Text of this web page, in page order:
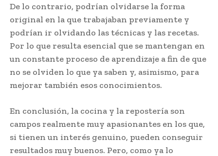
De lo contrario, podrían olvidarse la forma
original en la que trabajaban previamente y
podrían ir olvidando las técnicas y las recetas.
Por lo que resulta esencial que se mantengan en
un constante proceso de aprendizaje a fin de que
no se olviden lo que ya saben y, asimismo, para
mejorar también esos conocimientos.
En conclusión, la cocina y la repostería son
campos realmente muy apasionantes en los que,
si tienen un interés genuino, pueden conseguir
resultados muy buenos. Pero, como ya lo